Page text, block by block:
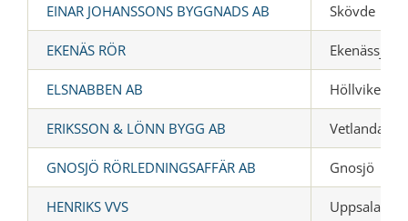
EINAR JOHANSSONS BYGGNADS AB Skövde
EKENÄS RÖR Ekenässjön
ELSNABBEN AB Höllviken
ERIKSSON & LÖNN BYGG AB Vetlanda
GNOSJÖ RÖRLEDNINGSAFFÄR AB Gnosjö
HENRIKS VVS Uppsala